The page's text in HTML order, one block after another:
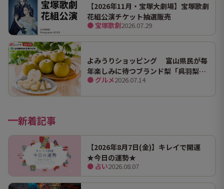
【2026年11月・宝塚大劇場】宝塚歌劇
花組公演チケット抽選販売
● 宝塚歌劇2026.07.29
よみうりショッピング 富山県民が毎
年楽しみに待つブランド梨「呉羽梨
（幸水）」限定100箱を特別販売！
● グルメ2026.07.14
新着記事
【2026年8月7日(金)】キレイで開運
★今日の運勢★
● 占い2026.08.07